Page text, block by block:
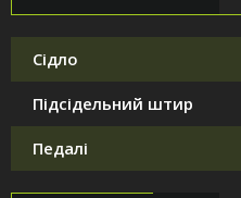
Сідло
Підсідельний штир
Педалі